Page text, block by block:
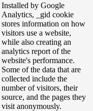
Installed by Google
Analytics, _gid cookie
stores information on how
visitors use a website,
while also creating an
analytics report of the
website's performance.
Some of the data that are
collected include the
number of visitors, their
source, and the pages they
visit anonymously.